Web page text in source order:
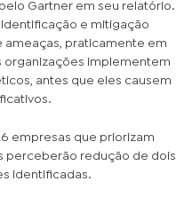
Gartner em seu relatório.
identificação e mitigação
ameaças, praticamente em
organizações implementem
antes que eles causem
empresas que priorizam
perceberão redução de dois
identificadas.